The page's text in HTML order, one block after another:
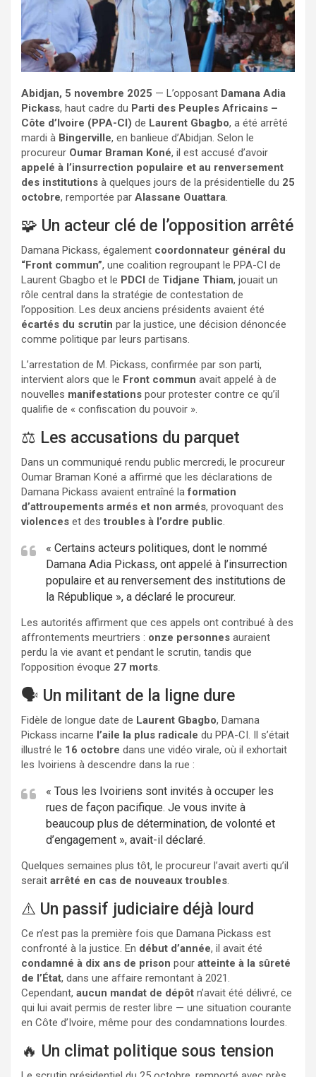
Abidjan, 5 novembre 2025 — L’opposant Damana Adia
Pickass, haut cadre du Parti des Peuples Africains –
Côte d’Ivoire (PPA-CI) de Laurent Gbagbo, a été arrêté
mardi à Bingerville, en banlieue d’Abidjan. Selon le
procureur Oumar Braman Koné, il est accusé d’avoir
appelé à l’insurrection populaire et au renversement
des institutions à quelques jours de la présidentielle du 25
octobre, remportée par Alassane Ouattara.
🧩 Un acteur clé de l’opposition arrêté
Damana Pickass, également coordonnateur général du
“Front commun”, une coalition regroupant le PPA-CI de
Laurent Gbagbo et le PDCI de Tidjane Thiam, jouait un
rôle central dans la stratégie de contestation de
l’opposition. Les deux anciens présidents avaient été
écartés du scrutin par la justice, une décision dénoncée
comme politique par leurs partisans.
L’arrestation de M. Pickass, confirmée par son parti,
intervient alors que le Front commun avait appelé à de
nouvelles manifestations pour protester contre ce qu’il
qualifie de « confiscation du pouvoir ».
⚖️ Les accusations du parquet
Dans un communiqué rendu public mercredi, le procureur
Oumar Braman Koné a affirmé que les déclarations de
Damana Pickass avaient entraîné laformation
d’attroupements armés et non armés, provoquant des
violences et destroubles à l’ordre public.
« Certains acteurs politiques, dont le nommé
Damana Adia Pickass, ont appelé à l’insurrection
populaire et au renversement des institutions de
la République », a déclaré le procureur.
Les autorités affirment que ces appels ont contribué à des
affrontements meurtriers : onze personnes auraient
perdu la vie avant et pendant le scrutin, tandis que
l’opposition évoque 27 morts.
🗣️ Un militant de la ligne dure
Fidèle de longue date de Laurent Gbagbo, Damana
Pickass incarne l’aile la plus radicale du PPA-CI. Il s’était
illustré le 16 octobre dans une vidéo virale, où il exhortait
les Ivoiriens à descendre dans la rue :
« Tous les Ivoiriens sont invités à occuper les
rues de façon pacifique. Je vous invite à
beaucoup plus de détermination, de volonté et
d’engagement », avait-il déclaré.
Quelques semaines plus tôt, le procureur l’avait averti qu’il
serait arrêté en cas de nouveaux troubles.
⚠️ Un passif judiciaire déjà lourd
Ce n’est pas la première fois que Damana Pickass est
confronté à la justice. En début d’année, il avait été
condamné à dix ans de prison pour atteinte à la sûreté
de l’État, dans une affaire remontant à 2021.
Cependant, aucun mandat de dépôt n’avait été délivré, ce
qui lui avait permis de rester libre — une situation courante
en Côte d’Ivoire, même pour des condamnations lourdes.
🔥 Un climat politique sous tension